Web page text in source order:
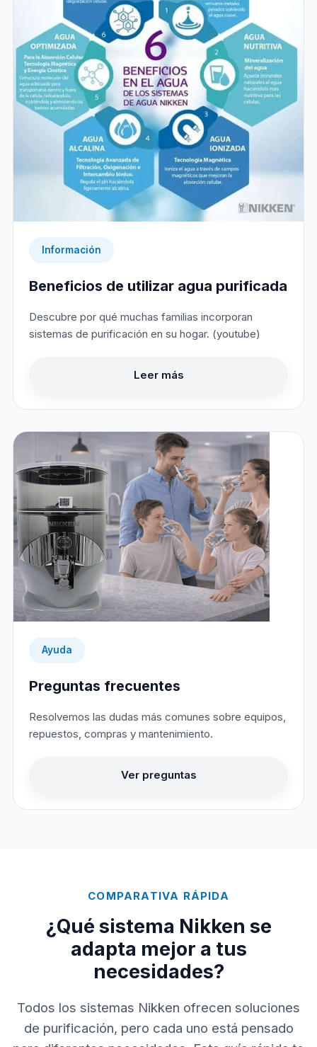
Información
Beneficios de utilizar agua purificada
Descubre por qué muchas familias incorporan
sistemas de purificación en su hogar. (youtube)
Leer más
Ayuda
Preguntas frecuentes
Resolvemos las dudas más comunes sobre equipos,
repuestos, compras y mantenimiento.
Ver preguntas
COMPARATIVA RÁPIDA
¿Qué sistema Nikken se
adapta mejor a tus
necesidades?
Todos los sistemas Nikken ofrecen soluciones
de purificación, pero cada uno está pensado